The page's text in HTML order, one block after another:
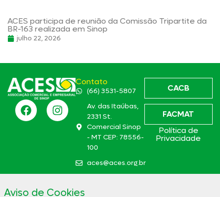
ACES participa de reunião da Comissão Tripartite da
BR-163 realizada em Sinop
julho 22, 2026
Contato
(66) 3531-5807
Av. das Itaúbas,
2331 St.
Comercial Sinop
- MT CEP: 78556-
100
aces@aces.org.br
CACB
FACMAT
Política de
Privacidade
Aviso de Cookies